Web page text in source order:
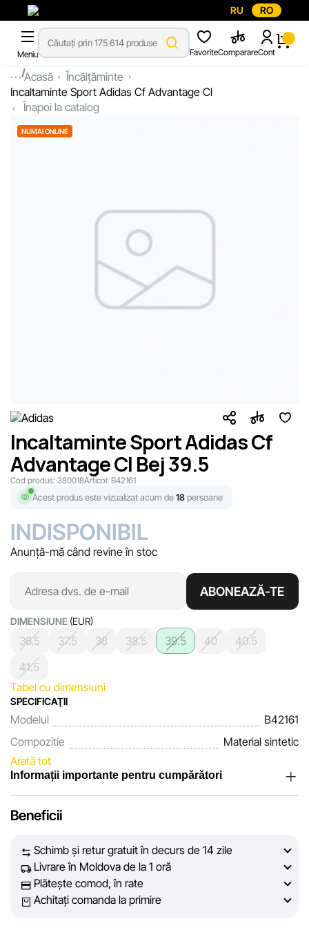
RU RO
Meniu FavoriteComparareCont
...Acasă
Încălțăminte
Incaltaminte Sport Adidas Cf Advantage Cl
Înapoi la catalog
NUMAI ONLINE
Incaltaminte Sport Adidas Cf
Advantage Cl Bej 39.5
Cod produs: 380018Articol: B42161
Acest produs este vizualizat acum de18persoane
INDISPONIBIL
Anunță-mă când revine în stoc
ABONEAZĂ-TE
DIMENSIUNE (EUR)
36.5 37.5 38 38.5 39.5 40
40.5
41.5
Tabel cu dimensiuni
SPECIFICAŢII
Modelul
B42161
Compozitie
Material sintetic
Arată tot
Informații importante pentru cumpărători
încrederea clienților noștri. În fiecare zi depunem eforturi
prezentate pe site să fie cât mai complete, obiective și
actuale. Scopul nostru este să vă oferim informații corecte și
veridice, pentru ca dvs. să puteți lua cea mai bună decizie
de cumpărare.
Beneficii
Schimb și retur gratuit în decurs de 14 zile
Livrare în Moldova de la 1 oră
Plătește comod, în rate
Achitați comanda la primire